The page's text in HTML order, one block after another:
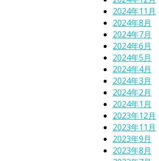
2024年11月
2024年8月
2024年7月
2024年6月
2024年5月
2024年4月
2024年3月
2024年2月
2024年1月
2023年12月
2023年11月
2023年9月
2023年8月